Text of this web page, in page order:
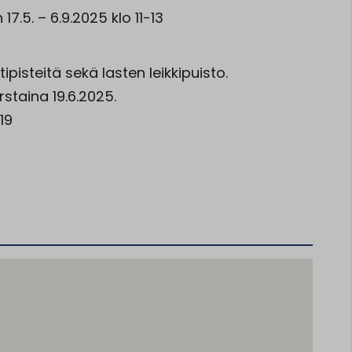
– 6.9.2025 klo 11-13
sekä lasten leikkipuisto.
19.6.2025.